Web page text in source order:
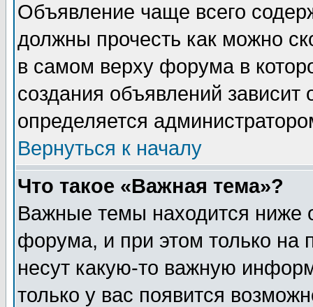
Объявление чаще всего
должны прочесть как можно
в самом верху форума в
создания объявлений зависит
определяется
Вернуться к началу
Что такое «Важная тема»?
Важные темы находится ниже
форума, и при этом только на
несут какую-то важную
только у вас появится